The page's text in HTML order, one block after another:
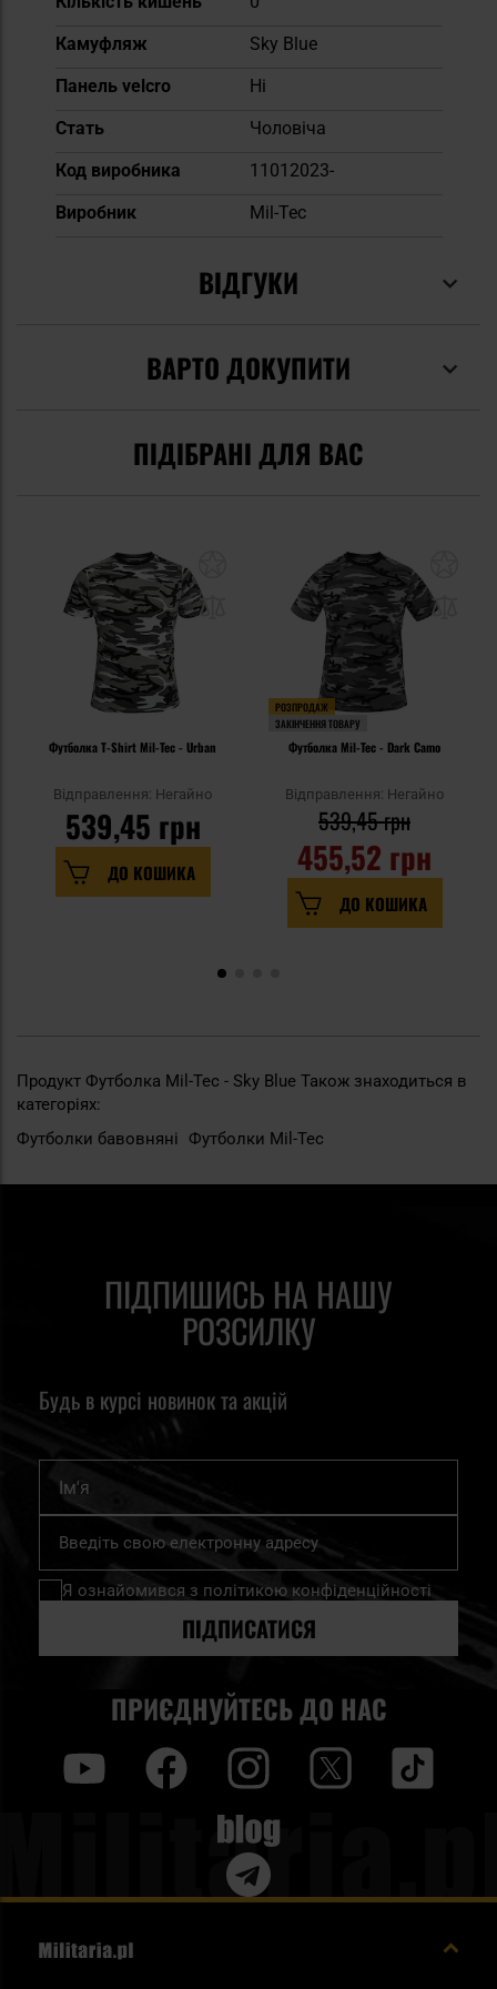
Камуфляж
Sky Blue
Панель velcro
Ні
Cтать
Чоловіча
Код виробника
11012023-
Виробник
Mil-Tec
ВІДГУКИ
ВАРТО ДОКУПИТИ
ПІДІБРАНІ ДЛЯ ВАС
Футболка T-Shirt Mil-Tec - Urban
Відправлення: Негайно
539,45 грн
ДО КОШИКА
РОЗПРОДАЖ
ЗАКІНЧЕННЯ ТОВАРУ
Футболка Mil-Tec - Dark Camo
Відправлення: Негайно
455,52 грн
539,45 грн
ДО КОШИКА
Продукт Футболка Mil-Tec - Sky Blue Також знаходиться в
категоріях:
Футболки бавовняні Футболки Mil-Tec
ПІДПИШИСЬ НА НАШУ
РОЗСИЛКУ
Будь в курсі новинок та акцій
Підпишіться
нашу
розсилку
Я ознайомився з політикою конфіденційності
ПІДПИСАТИСЯ
ПРИЄДНУЙТЕСЬ ДО НАС
Blog